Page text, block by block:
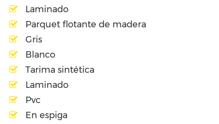
Laminado
Parquet flotante de madera
Gris
Blanco
Tarima sintética
Laminado
Pvc
En espiga